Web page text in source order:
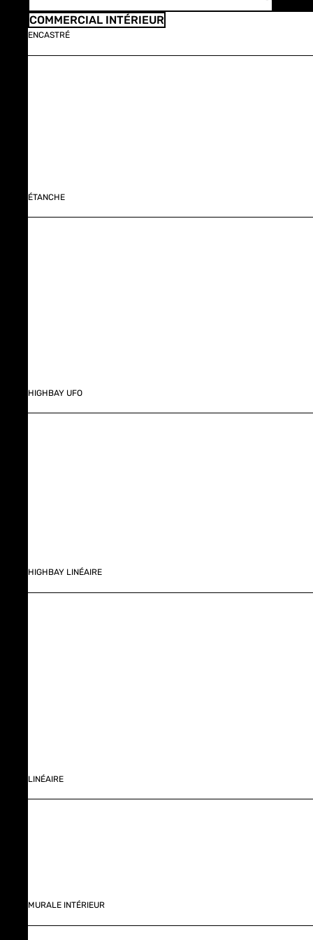
COMMERCIAL INTÉRIEUR
ENCASTRÉ
ÉTANCHE
HIGHBAY UFO
HIGHBAY LINÉAIRE
LINÉAIRE
MURALE INTÉRIEUR